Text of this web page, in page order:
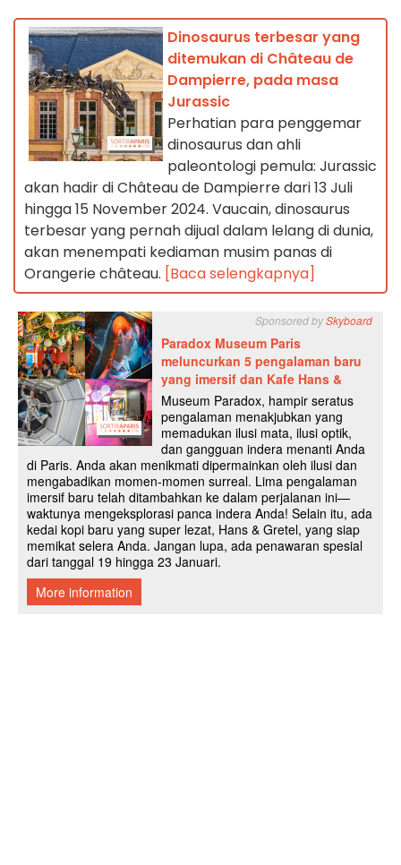
Dinosaurus terbesar yang
ditemukan di Château de
Dampierre, pada masa
Jurassic
Perhatian para penggemar
dinosaurus dan ahli
paleontologi pemula: Jurassic
akan hadir di Château de Dampierre dari 13 Juli
hingga 15 November 2024. Vaucain, dinosaurus
terbesar yang pernah dijual dalam lelang di dunia,
akan menempati kediaman musim panas di
Orangerie château. [Baca selengkapnya]